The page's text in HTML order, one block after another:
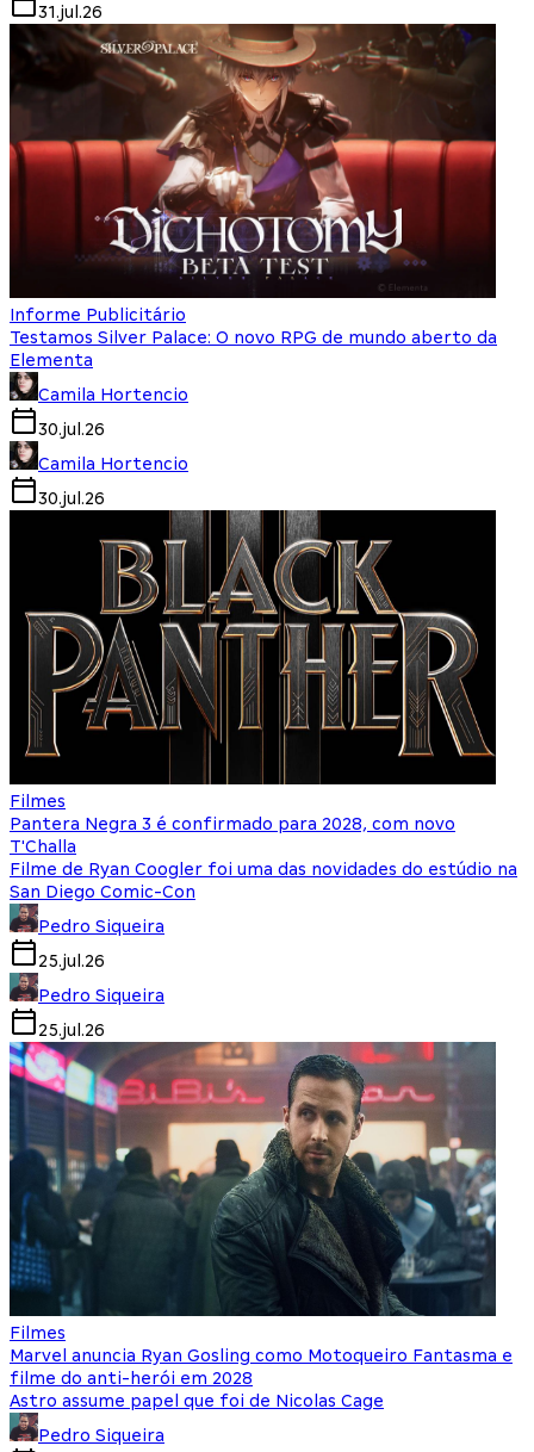
31.jul.26
Informe Publicitário
Testamos Silver Palace: O novo RPG de mundo aberto da
Elementa
Camila Hortencio
30.jul.26
Camila Hortencio
30.jul.26
Filmes
Pantera Negra 3 é confirmado para 2028, com novo
T'Challa
Filme de Ryan Coogler foi uma das novidades do estúdio na
San Diego Comic-Con
Pedro Siqueira
25.jul.26
Pedro Siqueira
25.jul.26
Filmes
Marvel anuncia Ryan Gosling como Motoqueiro Fantasma e
filme do anti-herói em 2028
Astro assume papel que foi de Nicolas Cage
Pedro Siqueira